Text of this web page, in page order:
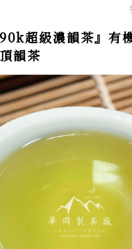
90k超級濃韻茶』有
韻茶